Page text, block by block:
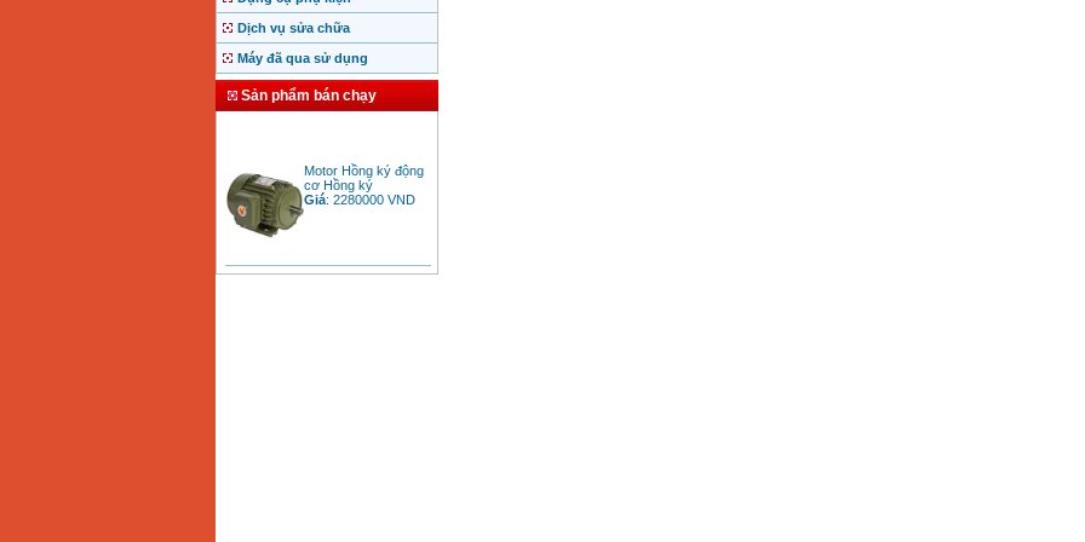
Dịch vụ sửa chữa
Máy đã qua sử dụng
Sản phẩm bán chạy
Motor Hồng ký động
cơ Hồng ký
Giá:2280000
Bảng giá động cơ